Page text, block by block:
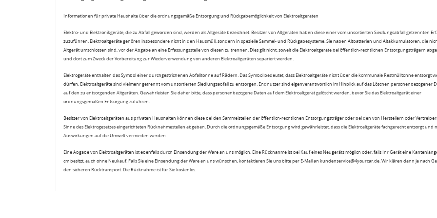
Informationen für private Haushalte über die ordnungsgemäße Entsorgung und Rückgabemöglichkeit von Elektroaltgeräten
Elektro- und Elektronikgeräte, die zu Abfall geworden sind, werden als Altgeräte bezeichnet. Besitzer von Altgeräten haben diese einer vom unsortierten Siedlungsabfall getrennten
zuzuführen. Elektroaltgeräte gehören insbesondere nicht in den Hausmüll, sondern in spezielle Sammel- und Rückgabesysteme. Sie haben Altbatterien und Altakkumulatoren, die
Altgerät umschlossen sind, vor der Abgabe an eine Erfassungsstelle von diesen zu trennen. Dies gilt nicht, soweit die Elektroaltgeräte bei öffentlich-rechtlichen Entsorgungsträgern
und dort zum Zweck der Vorbereitung zur Wiederverwendung von anderen Elektroaltgeräten separiert werden.
Elektrogeräte enthalten das Symbol einer durchgestrichenen Abfalltonne auf Rädern. Das Symbol bedeutet, dass Elektroaltgeräte nicht über die kommunale Restmülltonne entsorgt
dürfen. Elektroaltgeräte sind vielmehr getrennt vom unsortierten Siedlungsabfall zu entsorgen. Endnutzer sind eigenverantwortlich im Hinblick auf das Löschen personenbezogener
auf den zu entsorgenden Altgeräten. Gewährleisten Sie daher bitte, dass personenbezogene Daten auf dem Elektroaltgerät gelöscht werden, bevor Sie das Elektroaltgerät einer
ordnungsgemäßen Entsorgung zuführen.
Besitzer von Elektroaltgeräten aus privaten Haushalten können diese bei den Sammelstellen der öffentlich-rechtlichen Entsorgungsträger oder bei den von Herstellern oder
Sinne des Elektrogesetzes eingerichteten Rücknahmestellen abgeben. Durch die ordnungsgemäße Entsorgung wird gewährleistet, dass die Elektroaltgeräte fachgerecht entsorgt und
Auswirkungen auf die Umwelt vermieden werden.
Eine Abgabe von Elektroaltgeräten ist ebenfalls durch Einsendung der Ware an uns möglich. Eine Rücknahme ist bei Kauf eines Neugeräts möglich oder, falls Ihr Gerät eine
cm besitzt, auch ohne Neukauf. Falls Sie eine Einsendung der Ware an uns wünschen, kontaktieren Sie uns bitte per E-Mail an kundenservice@4yourcar.de. Wir klären dann je nach
den sicheren Rücktransport. Die Rücknahme ist für Sie kostenlos.